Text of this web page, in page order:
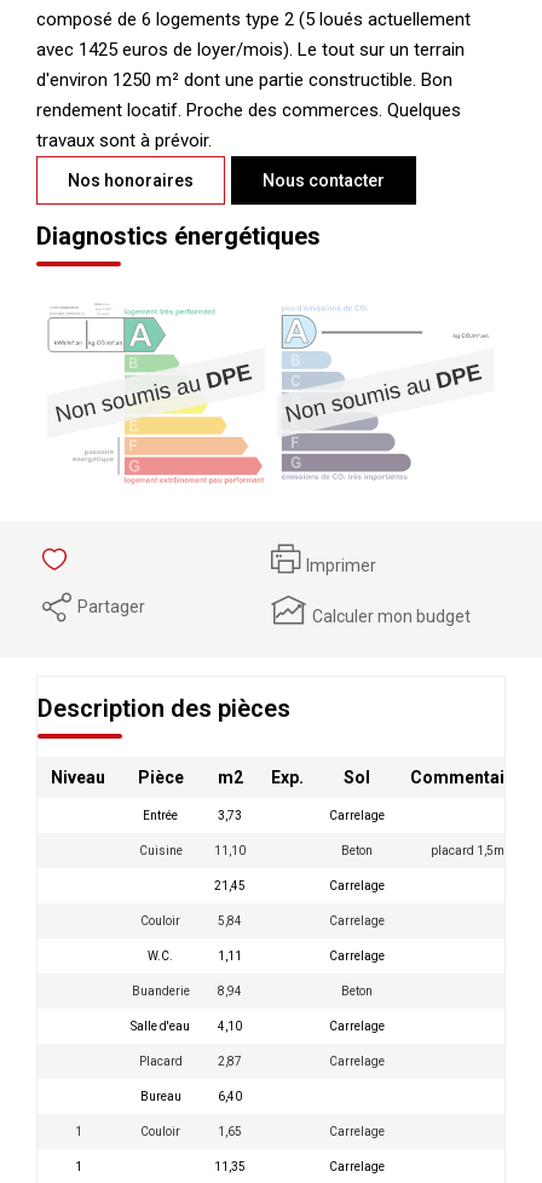
composé de 6 logements type 2 (5 loués actuellement
avec 1425 euros de loyer/mois). Le tout sur un terrain
d'environ 1250 m² dont une partie constructible. Bon
rendement locatif. Proche des commerces. Quelques
travaux sont à prévoir.
Nos honoraires Nous contacter
Diagnostics énergétiques
Imprimer
Partager Calculer mon budget
Description des pièces
Niveau Pièce m2 Exp. Sol Commentaires
Entrée 3,73 Carrelage
Cuisine 11,10 Beton placard 1,5m2
21,45 Carrelage
Couloir 5,84 Carrelage
W.C. 1,11 Carrelage
Buanderie 8,94 Beton
Salle d'eau 4,10 Carrelage
Placard 2,87 Carrelage
Bureau 6,40
1 Couloir 1,65 Carrelage
1 11,35 Carrelage